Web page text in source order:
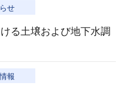
せ
る土壌および地下水調
報